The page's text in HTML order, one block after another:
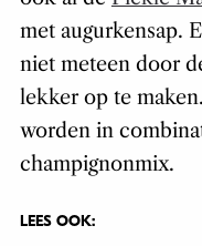
met augurkensap.
niet meteen door
lekker op te
worden in
champignonmix.
LEES OOK: